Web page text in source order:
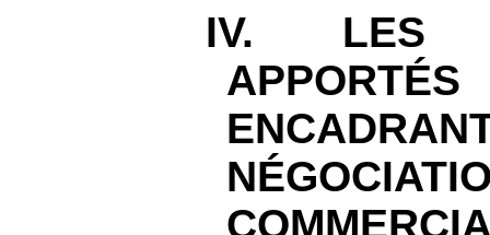
IV. LES